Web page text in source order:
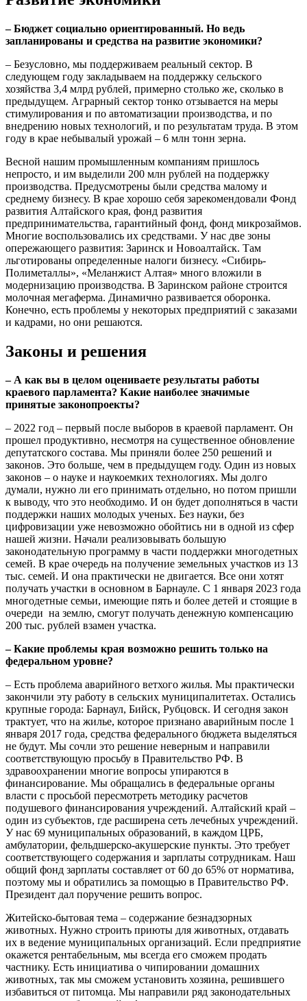
– Бюджет социально ориентированный. Но ведь
запланированы и средства на развитие экономики?
– Безусловно, мы поддерживаем реальный сектор. В
следующем году закладываем на поддержку сельского
хозяйства 3,4 млрд рублей, примерно столько же, сколько в
предыдущем. Аграрный сектор тонко отзывается на меры
стимулирования и по автоматизации производства, и по
внедрению новых технологий, и по результатам труда. В этом
году в крае небывалый урожай – 6 млн тонн зерна.
Весной нашим промышленным компаниям пришлось
непросто, и им выделили 200 млн рублей на поддержку
производства. Предусмотрены были средства малому и
среднему бизнесу. В крае хорошо себя зарекомендовали Фонд
развития Алтайского края, фонд развития
предпринимательства, гарантийный фонд, фонд микрозаймов.
Многие воспользовались их средствами. У нас две зоны
опережающего развития: Заринск и Новоалтайск. Там
льготированы определенные налоги бизнесу. «Сибирь-
Полиметаллы», «Меланжист Алтая» много вложили в
модернизацию производства. В Заринском районе строится
молочная мегаферма. Динамично развивается оборонка.
Конечно, есть проблемы у некоторых предприятий с заказами
и кадрами, но они решаются.
Законы и решения
– А как вы в целом оцениваете результаты работы
краевого парламента? Какие наиболее значимые
принятые законопроекты?
– 2022 год – первый после выборов в краевой парламент. Он
прошел продуктивно, несмотря на существенное обновление
депутатского состава. Мы приняли более 250 решений и
законов. Это больше, чем в предыдущем году. Один из новых
законов – о науке и наукоемких технологиях. Мы долго
думали, нужно ли его принимать отдельно, но потом пришли
к выводу, что это необходимо. И он будет дополняться в части
поддержки наших молодых ученых. Без науки, без
цифровизации уже невозможно обойтись ни в одной из сфер
нашей жизни. Начали реализовывать большую
законодательную программу в части поддержки многодетных
семей. В крае очередь на получение земельных участков из 13
тыс. семей. И она практически не двигается. Все они хотят
получать участки в основном в Барнауле. С 1 января 2023 года
многодетные семьи, имеющие пять и более детей и стоящие в
очереди на землю, смогут получать денежную компенсацию
200 тыс. рублей взамен участка.
– Какие проблемы края возможно решить только на
федеральном уровне?
– Есть проблема аварийного ветхого жилья. Мы практически
закончили эту работу в сельских муниципалитетах. Остались
крупные города: Барнаул, Бийск, Рубцовск. И сегодня закон
трактует, что на жилье, которое признано аварийным после 1
января 2017 года, средства федерального бюджета выделяться
не будут. Мы сочли это решение неверным и направили
соответствующую просьбу в Правительство РФ. В
здравоохранении многие вопросы упираются в
финансирование. Мы обращались в федеральные органы
власти с просьбой пересмотреть методику расчетов
подушевого финансирования учреждений. Алтайский край –
один из субъектов, где расширена сеть лечебных учреждений.
У нас 69 муниципальных образований, в каждом ЦРБ,
амбулатории, фельдшерско-акушерские пункты. Это требует
соответствующего содержания и зарплаты сотрудникам. Наш
общий фонд зарплаты составляет от 60 до 65% от норматива,
поэтому мы и обратились за помощью в Правительство РФ.
Президент дал поручение решить вопрос.
Житейско-бытовая тема – содержание безнадзорных
животных. Нужно строить приюты для животных, отдавать
их в ведение муниципальных организаций. Если предприятие
окажется рентабельным, мы всегда его сможем продать
частнику. Есть инициатива о чипировании домашних
животных, так мы сможем установить хозяина, решившего
избавиться от питомца. Мы направили ряд законодательных